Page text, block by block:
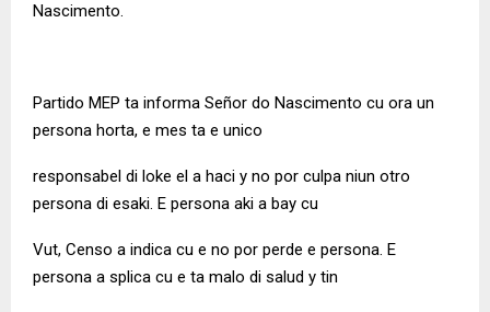
Nascimento.
Partido MEP ta informa Señor do Nascimento cu ora un
persona horta, e mes ta e unico
responsabel di loke el a haci y no por culpa niun otro
persona di esaki. E persona aki a bay cu
Vut, Censo a indica cu e no por perde e persona. E
persona a splica cu e ta malo di salud y tin